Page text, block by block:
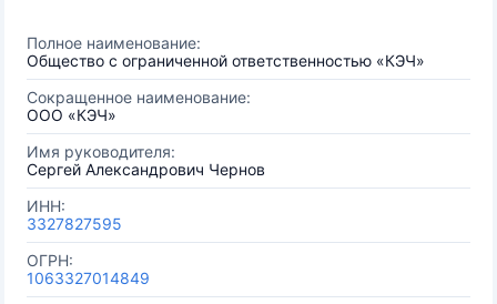
Полное наименование:
Общество с ограниченной ответственностью «КЭЧ»
Сокращенное наименование:
ООО «КЭЧ»
Имя руководителя:
Сергей Александрович Чернов
ИНН:
3327827595
ОГРН:
1063327014849